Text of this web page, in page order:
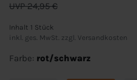
UVP 24,95 €
Inhalt 1 Stück
inkl. ges. MwSt. zzgl.
Versandkosten
Farbe: rot/schwarz